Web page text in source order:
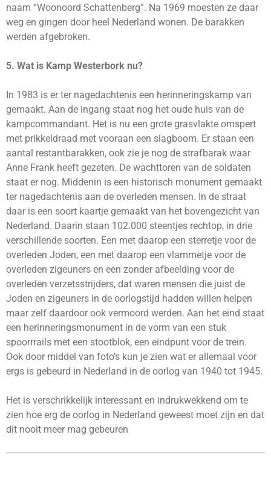
naam “Woonoord Schattenberg”. Na 1969 moesten ze daar
weg en gingen door heel Nederland wonen. De barakken
werden afgebroken.
5. Wat is Kamp Westerbork nu?
In 1983 is er ter nagedachtenis een herinneringskamp van
gemaakt. Aan de ingang staat nog het oude huis van de
kampcommandant. Het is nu een grote grasvlakte omspert
met prikkeldraad met vooraan een slagboom. Er staan een
aantal restantbarakken, ook zie je nog de strafbarak waar
Anne Frank heeft gezeten. De wachttoren van de soldaten
staat er nog. Middenin is een historisch monument gemaakt
ter nagedachtenis aan de overleden mensen. In de straat
daar is een soort kaartje gemaakt van het bovengezicht van
Nederland. Daarin staan 102.000 steentjes rechtop, in drie
verschillende soorten. Een met daarop een sterretje voor de
overleden Joden, een met daarop een vlammetje voor de
overleden zigeuners en een zonder afbeelding voor de
overleden verzetsstrijders, dat waren mensen die juist de
Joden en zigeuners in de oorlogstijd hadden willen helpen
maar zelf daardoor ook vermoord werden. Aan het eind staat
een herinneringsmonument in de vorm van een stuk
spoorrrails met een stootblok, een eindpunt voor de trein.
Ook door middel van foto’s kun je zien wat er allemaal voor
ergs is gebeurd in Nederland in de oorlog van 1940 tot 1945.
Het is verschrikkelijk interessant en indrukwekkend om te
zien hoe erg de oorlog in Nederland geweest moet zijn en dat
dit nooit meer mag gebeuren